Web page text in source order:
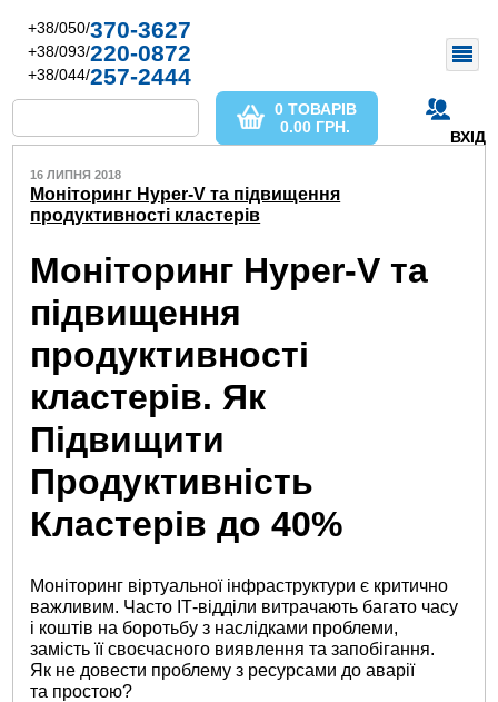
+38/050/370-3627
+38/093/220-0872
+38/044/257-2444
ВХІД
0 ТОВАРІВ
0.00 ГРН.
16 ЛИПНЯ 2018
Моніторинг Hyper-V та підвищення
продуктивності кластерів
Моніторинг Hyper-V та
підвищення
продуктивності
кластерів. Як
Підвищити
Продуктивність
Кластерів до 40%
Моніторинг віртуальної інфраструктури є критично
важливим. Часто ІТ-відділи витрачають багато часу
і коштів на боротьбу з наслідками проблеми,
замість її своєчасного виявлення та запобігання.
Як не довести проблему з ресурсами до аварії
та простою?